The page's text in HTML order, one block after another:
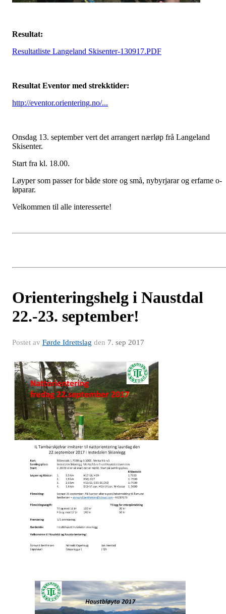
Resultat:
Resultatliste Langeland Skisenter-130917.PDF
Resultat Eventor med strekktider:
http://eventor.orientering.no/...
Onsdag 13. september vert det arrangert nærløp frå Langeland
Skisenter.
Start fra kl. 18.00.
Løyper som passer for både store og små, nybyrjarar og erfarne o-
løparar.
Velkommen til alle interesserte!
Orienteringshelg i Naustdal
22.-23. september!
Postet av Førde Idrettslag den 7. sep 2017